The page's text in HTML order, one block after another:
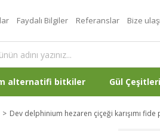
Faydalı Bilgiler Referanslar Bize
alternatifi bitkiler Gül Çeşitleri
Dev delphinium hezaren çiçeği karışımı